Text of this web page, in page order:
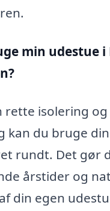
min udestue i
rette isolering og
kan du bruge
rundt. Det gør
årstider og
din egen